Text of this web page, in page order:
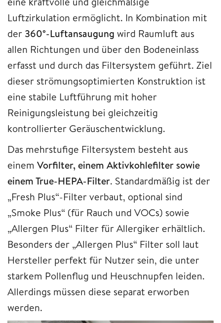
Luftzirkulation ermöglicht. In Kombination mit
der 360°-Luftansaugung wird Raumluft aus
allen Richtungen und über den Bodeneinlass
erfasst und durch das Filtersystem geführt. Ziel
dieser strömungsoptimierten Konstruktion ist
eine stabile Luftführung mit hoher
Reinigungsleistung bei gleichzeitig
kontrollierter Geräuschentwicklung.
Das mehrstufige Filtersystem besteht aus
einem Vorfilter, einem Aktivkohlefilter sowie
einem True-HEPA-Filter. Standardmäßig ist der
„Fresh Plus“-Filter verbaut, optional sind
„Smoke Plus“ (für Rauch und VOCs) sowie
„Allergen Plus“ Filter für Allergiker erhältlich.
Besonders der „Allergen Plus“ Filter soll laut
Hersteller perfekt für Nutzer sein, die unter
starkem Pollenflug und Heuschnupfen leiden.
Allerdings müssen diese separat erworben
werden.